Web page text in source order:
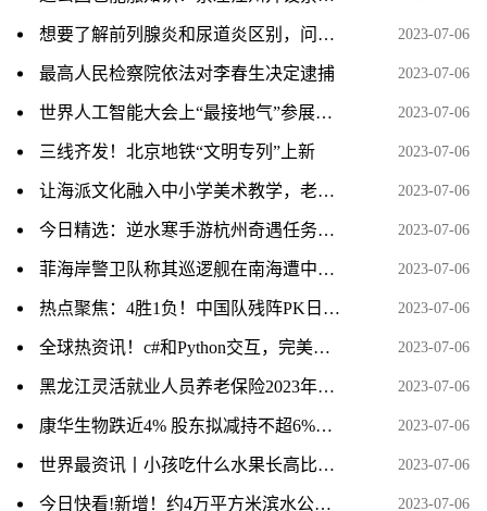
想要了解前列腺炎和尿道炎区别，问诊可以到江西抚州博大男科医院 2023-07-06
最高人民检察院依法对李春生决定逮捕 2023-07-06
世界人工智能大会上“最接地气”参展商：中西部县域数字就业中心组团亮相 2023-07-06
三线齐发！北京地铁“文明专列”上新 2023-07-06
让海派文化融入中小学美术教学，老师们这样说…… 2023-07-06
今日精选：逆水寒手游杭州奇遇任务视频攻略分享 2023-07-06
菲海岸警卫队称其巡逻舰在南海遭中国海警船“危险阻挠”，外交部回应 天天热讯 2023-07-06
热点聚焦：4胜1负！中国队残阵PK日本全主力，男单爆冷出局、男双全军覆没 2023-07-06
全球热资讯！c#和Python交互，完美解决Python调用OpenCV等第三方库以及分发时需配置python环境的问题 2023-07-06
黑龙江灵活就业人员养老保险2023年缴费标准是多少 全球报资讯 2023-07-06
康华生物跌近4% 股东拟减持不超6%股份 2023-07-06
世界最资讯丨小孩吃什么水果长高比较好啊? 2023-07-06
今日快看!新增！约4万平方米滨水公园，就在这里！ 2023-07-06